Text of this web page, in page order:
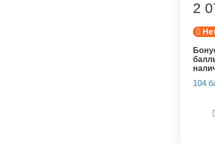
2
104